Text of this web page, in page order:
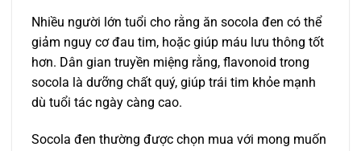
Nhiều người lớn tuổi cho rằng ăn socola đen có thể
giảm nguy cơ đau tim, hoặc giúp máu lưu thông tốt
hơn. Dân gian truyền miệng rằng, flavonoid trong
socola là dưỡng chất quý, giúp trái tim khỏe mạnh
dù tuổi tác ngày càng cao.
Socola đen thường được chọn mua với mong muốn